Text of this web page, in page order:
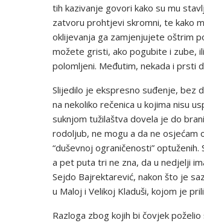
tih kazivanje govori kako su mu
zatvoru prohtjevi skromni, te kako
oklijevanja ga zamjenjujete oštrim
možete gristi, ako pogubite i zube,
polomljeni. Međutim, nekada i prsti
Slijedilo je ekspresno suđenje, bez
na nekoliko rečenica u kojima nisu
suknjom tužilaštva dovela je do
rodoljub, ne mogu a da ne osjećam
“duševnoj ograničenosti”
a pet puta tri ne zna, da u nedjelji
Sejdo Bajrektarević, nakon što je
u Maloj i Velikoj Kladuši, kojom je
Razloga zbog kojih bi čovjek